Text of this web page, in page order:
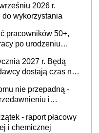
2026 r.
wykorzystania
pracowników 50+,
po urodzeniu
na rzecz
2027 r. Będą
dostają czas na
nie przepadną -
i
- raport płacowy
i chemicznej